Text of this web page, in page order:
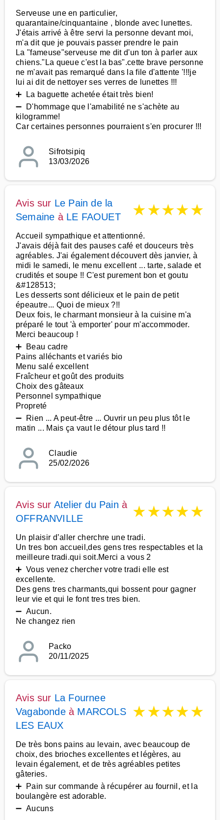
Serveuse une en particulier,
quarantaine/cinquantaine , blonde avec lunettes.
J'étais arrivé à être servi la personne devant moi,
m'a dit que je pouvais passer prendre le pain
La "fameuse"serveuse me dit d'un ton à parler aux
chiens."La queue c'est la bas".cette brave personne
ne m'avait pas remarqué dans la file d'attente '!!!je
lui ai dit de nettoyer ses verres de lunettes !!!
➕ La baguette achetée était très bien!
➖ D'hommage que l'amabilité ne s'achète au
kilogramme!
Car certaines personnes pourraient s'en procurer !!!
Sifrotsipiq
13/03/2026
Avis sur Le Pain de la
Semaine à LE FAOUET ★★★★★
Accueil sympathique et attentionné.
J'avais déjà fait des pauses café et douceurs très
agréables. J'ai également découvert dès janvier, à
midi le samedi, le menu excellent ... tarte, salade et
crudités et soupe !! C'est purement bon et goutu
&#128513;
Les desserts sont délicieux et le pain de petit
épeautre... Quoi de mieux ?!!
Deux fois, le charmant monsieur à la cuisine m'a
préparé le tout 'à emporter' pour m'accommoder.
Merci beaucoup !
➕ Beau cadre
Pains alléchants et variés bio
Menu salé excellent
Fraîcheur et goût des produits
Choix des gâteaux
Personnel sympathique
Propreté
➖ Rien ... A peut-être ... Ouvrir un peu plus tôt le
matin ... Mais ça vaut le détour plus tard !!
Claudie
25/02/2026
Avis sur Atelier du Pain à
OFFRANVILLE
★★★★★
Un plaisir d’aller cherchre une tradi.
Un tres bon accueil,des gens tres respectables et la
meilleure tradi.qui soit.Merci a vous 2
➕ Vous venez chercher votre tradi elle est
excellente.
Des gens tres charmants,qui bossent pour gagner
leur vie et qui le font tres tres bien.
➖ Aucun.
Ne changez rien
Packo
20/11/2025
Avis sur La Fournee
Vagabondeà MARCOLS
LES EAUX
★★★★★
De très bons pains au levain, avec beaucoup de
choix, des brioches excellentes et légères, au
levain également, et de très agréables petites
gâteries.
➕ Pain sur commande à récupérer au fournil, et la
boulangère est adorable.
➖ Aucuns